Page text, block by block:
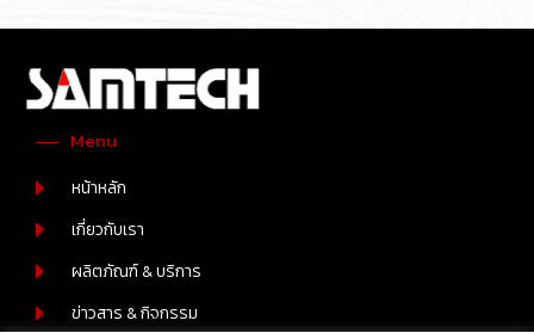
Menu
หน้าหลัก
เกี่ยวกับเรา
ผลิตภัณฑ์ & บริการ
ข่าวสาร & กิจกรรม